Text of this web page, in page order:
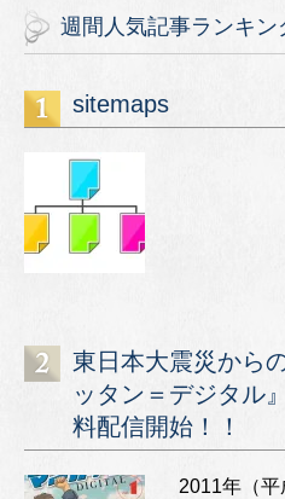
週間人気記事ランキン
sitemaps
東日本大震災から
ッタン＝デジタル
料配信開始！！
2011年（